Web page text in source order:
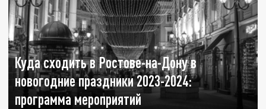
Куда сходить в Ростове-на-Дону в
новогодние праздники 2023-2024:
программа мероприятий